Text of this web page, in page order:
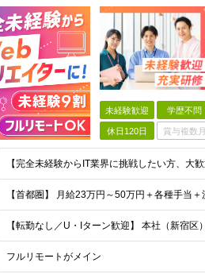
未経験歓迎 学歴不問
休日120日 賞与複数月
フルリモートがメイン